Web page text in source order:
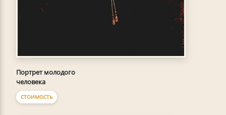
Портрет молодого
человека
СТОИМОСТЬ